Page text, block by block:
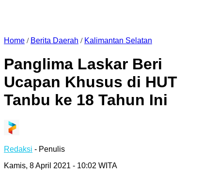
Home / Berita Daerah / Kalimantan Selatan
Panglima Laskar Beri
Ucapan Khusus di HUT
Tanbu ke 18 Tahun Ini
Redaksi - Penulis
Kamis, 8 April 2021 - 10:02 WITA